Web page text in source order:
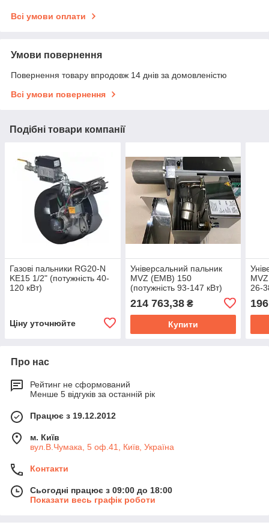
Всі умови оплати
Умови повернення
Повернення товару впродовж 14 днів за домовленістю
Всі умови повернення
Подібні товари компанії
Газові пальники RG20-N
KE15 1/2" (потужність 40-
120 кВт)
Ціну уточнюйте
Універсальний пальник
MVZ (EMB) 150
(потужність 93-147 кВт)
214 763,38₴
Купити
26-
Про нас
Рейтинг не сформований
Менше 5 відгуків за останній рік
Працює з 19.12.2012
м. Київ
вул.В.Чумака, 5 оф.41, Київ, Україна
Контакти
Сьогодні працює з 09:00 до 18:00
Показати весь графік роботи